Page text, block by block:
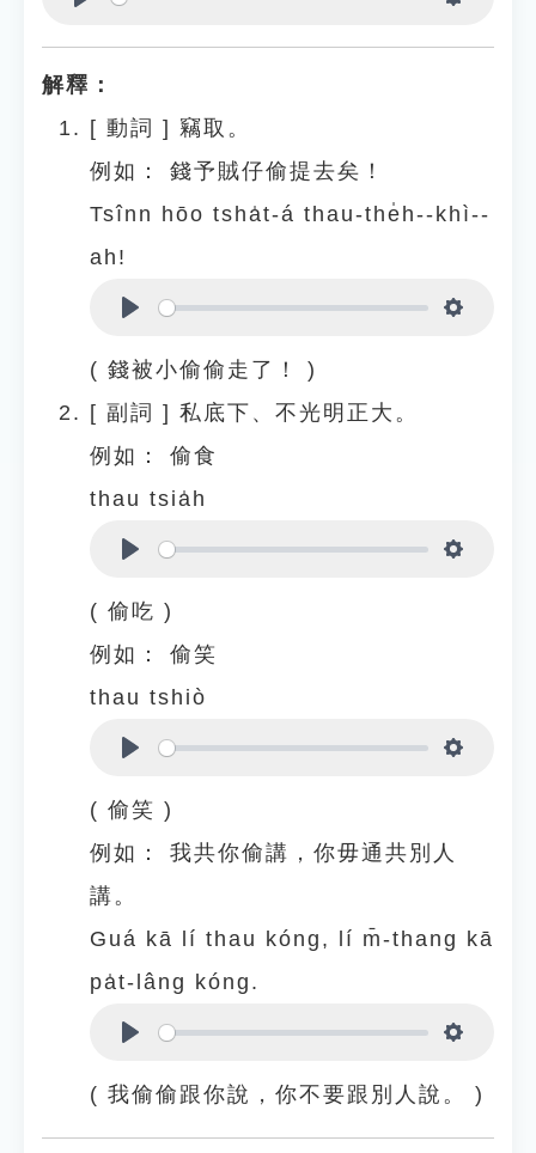
解釋：
[ 動詞 ] 竊取。
例如：
錢予賊仔偷提去矣！
Tsînn hōo tsha̍t-á thau-the̍h--khì--
ah!
( 錢被小偷偷走了！ )
[ 副詞 ] 私底下、不光明正大。
例如：
偷食
thau tsia̍h
( 偷吃 )
例如：
偷笑
thau tshiò
( 偷笑 )
例如：
我共你偷講，你毋通共別人
講。
Guá kā lí thau kóng, lí m̄-thang kā
pa̍t-lâng kóng.
( 我偷偷跟你說，你不要跟別人說。 )